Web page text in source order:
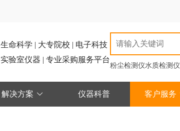
生命科学 | 大专院校 | 电子科技
实验室仪器 | 专业采购服务平台
粉尘检测仪水质检测仪
解决方案 仪器科普 客户服务